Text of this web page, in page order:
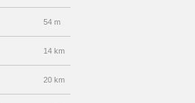
54 m
14 km
20 km